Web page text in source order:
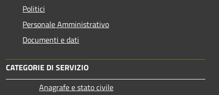
Politici
Personale Amministrativo
Documenti e dati
CATEGORIE DI SERVIZIO
Anagrafe e stato civile